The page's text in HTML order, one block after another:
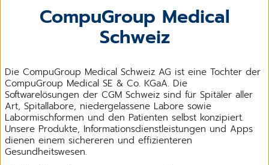
CompuGroup Medical
Schweiz
Die CompuGroup Medical Schweiz AG ist eine Tochter der
CompuGroup Medical SE & Co. KGaA. Die
Softwarelösungen der CGM Schweiz sind für Spitäler aller
Art, Spitallabore, niedergelassene Labore sowie
Labormischformen und den Patienten selbst konzipiert.
Unsere Produkte, Informationsdienstleistungen und Apps
dienen einem sichereren und effizienteren
Gesundheitswesen.